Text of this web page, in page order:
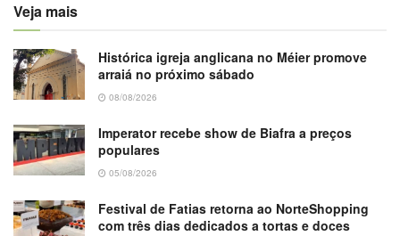
Veja mais
Histórica igreja anglicana no Méier promove
arraiá no próximo sábado
08/08/2026
Imperator recebe show de Biafra a preços
populares
05/08/2026
Festival de Fatias retorna ao NorteShopping
com três dias dedicados a tortas e doces